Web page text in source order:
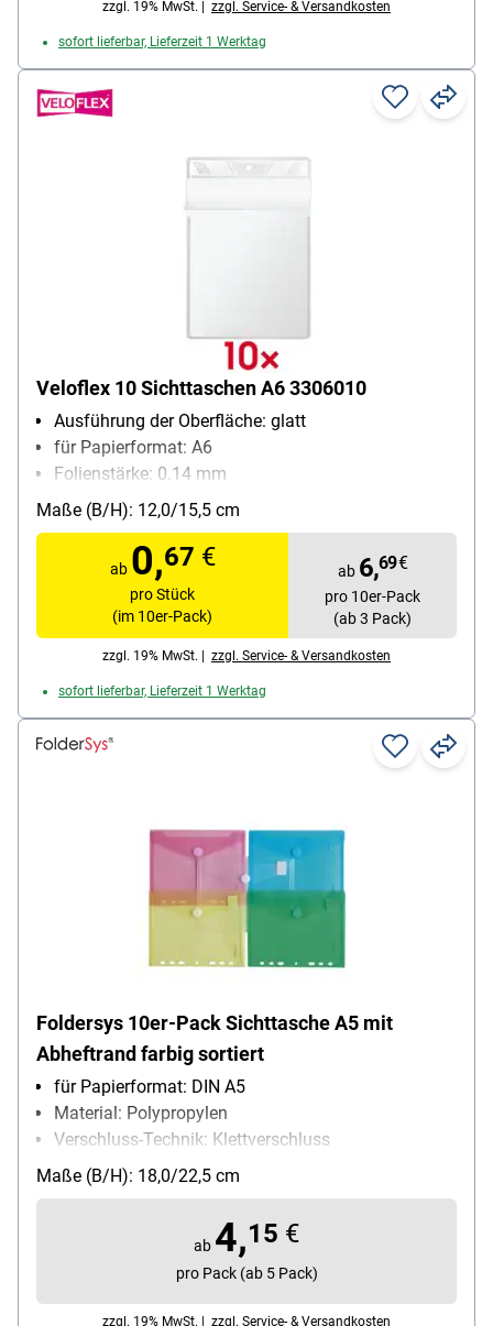
zzgl. 19% MwSt. | zzgl. Service- & Versandkosten
sofort lieferbar, Lieferzeit 1 Werktag
Veloflex 10 Sichttaschen A6 3306010
Ausführung der Oberfläche: glatt
für Papierformat: A6
Folienstärke: 0.14 mm
Material: PP-Folie
Inhalt pro Pack: 10 Stück
Maße (B/H): 12,0/15,5 cm
ab 0,67 €
pro Stück
(im 10er-Pack)
ab 6,69€
pro 10er-Pack
(ab 3 Pack)
zzgl. 19% MwSt. | zzgl. Service- & Versandkosten
sofort lieferbar, Lieferzeit 1 Werktag
Foldersys 10er-Pack Sichttasche A5 mit
Abheftrand farbig sortiert
für Papierformat: DIN A5
Material: Polypropylen
Verschluss-Technik: Klettverschluss
Besonderheiten: mit Abheftrand EURO-Lochung
Packungsmenge: 10 Stück
Maße (B/H): 18,0/22,5 cm
ab 4,15 €
pro Pack (ab 5 Pack)
zzgl. 19% MwSt. | zzgl. Service- & Versandkosten